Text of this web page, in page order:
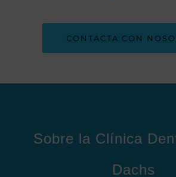
CONTACTA CON
Sobre la Clínica
Dachs